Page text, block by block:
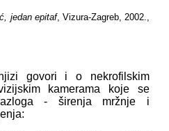
jedan epitaf, Vizura-Zagreb, 2002.,
govori i o nekrofilskim
kamerama koje se
- širenja mržnje i